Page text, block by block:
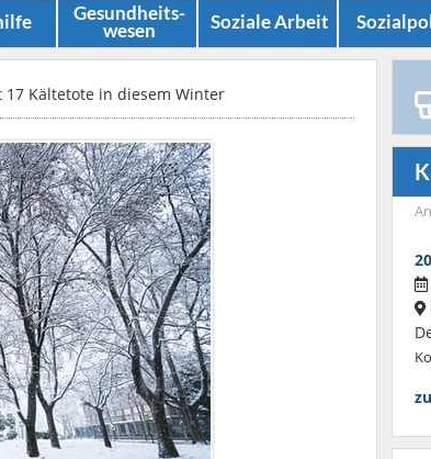
Gesundheits­
wesen Soziale Arbeit
17 Kältetote in diesem Winter